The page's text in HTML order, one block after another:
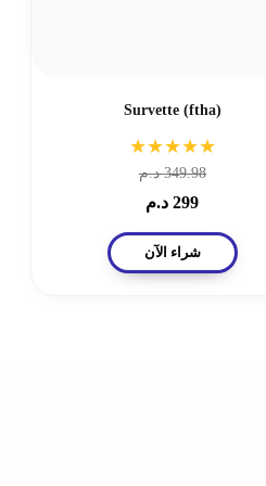
Survette (ftha)
★★★★★
349.98د.م
299د.م
شراء الآن